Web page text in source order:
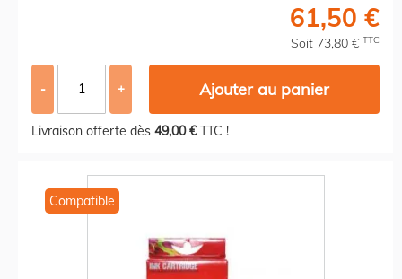
61,50 €
Soit 73,80 € TTC
- + Ajouter au panier
Livraison offerte dès 49,00 €TTC !
Compatible